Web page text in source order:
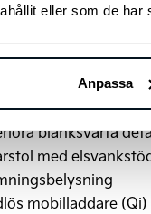
eller som de
Anpassa
batteri
"Projektor" –
blanksvarta
med
mobilladdare (Qi)